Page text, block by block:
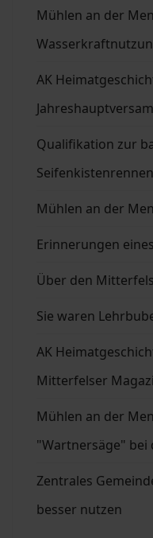
Mühlen an der
AK
Qualifikation zur
Mühlen an der
Erinnerungen
Über den
Sie waren
AK
Mitterfelser
Mühlen an der
"Wartnersäge" bei
Zentrales
besser nutzen